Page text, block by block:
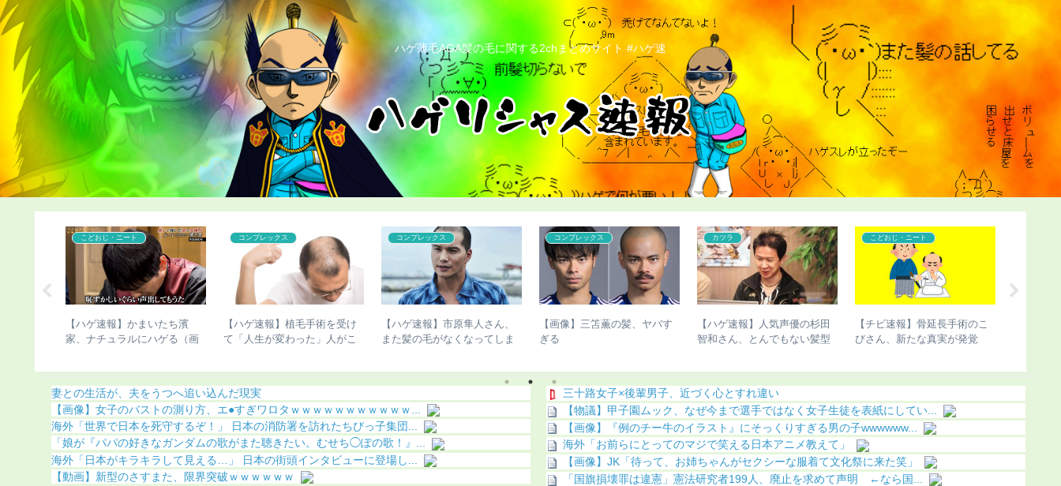
ハゲ薄毛AGA髪の毛に関する2chまとめサイト #ハゲ速
こどおじ・ニート
【ハゲ速報】かまいたち濱
家、ナチュラルにハゲる（画
コンプレックス
【ハゲ速報】植毛手術を受け
て「人生が変わった」人がこ
コンプレックス
【ハゲ速報】市原隼人さん、
また髪の毛がなくなってしま
コンプレックス
【画像】三笘薫の髪、ヤバす
ぎる
カツラ
【ハゲ速報】人気声優の杉田
智和さん、とんでもない髪型
こどおじ・ニート
【チビ速報】骨延長手術のこ
びさん、新たな真実が発覚
妻との生活が、夫をうつへ追い込んだ現実
【画像】女子のバストの測り方、エ●すぎワロタｗｗｗｗｗｗｗｗｗｗｗ...
海外「世界で日本を死守するぞ！」 日本の消防署を訪れたちびっ子集団...
「娘が『パパの好きなガンダムの歌がまた聴きたい。むせち◯ぽの歌！』...
海外「日本がキラキラして見える…」 日本の街頭インタビューに登場し...
【動画】新型のさすまた、限界突破ｗｗｗｗｗｗ
三十路女子×後輩男子、近づく心とすれ違い
【物議】甲子園ムック、なぜ今まで選手ではなく女子生徒を表紙にしてい...
【画像】『例のチー牛のイラスト』にそっくりすぎる男の子wwwwww...
海外「お前らにとってのマジで笑える日本アニメ教えて」
【画像】JK「待って、お姉ちゃんがセクシーな服着て文化祭に来た笑」
「国旗損壊罪は違憲」憲法研究者199人、廃止を求めて声明 ←なら国...